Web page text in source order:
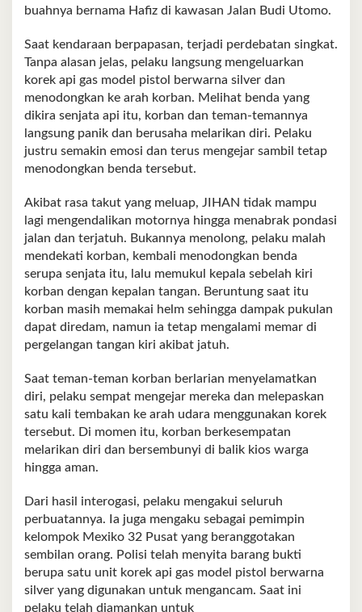
buahnya bernama Hafiz di kawasan Jalan Budi Utomo.
Saat kendaraan berpapasan, terjadi perdebatan singkat.
Tanpa alasan jelas, pelaku langsung mengeluarkan
korek api gas model pistol berwarna silver dan
menodongkan ke arah korban. Melihat benda yang
dikira senjata api itu, korban dan teman-temannya
langsung panik dan berusaha melarikan diri. Pelaku
justru semakin emosi dan terus mengejar sambil tetap
menodongkan benda tersebut.
Akibat rasa takut yang meluap, JIHAN tidak mampu
lagi mengendalikan motornya hingga menabrak pondasi
jalan dan terjatuh. Bukannya menolong, pelaku malah
mendekati korban, kembali menodongkan benda
serupa senjata itu, lalu memukul kepala sebelah kiri
korban dengan kepalan tangan. Beruntung saat itu
korban masih memakai helm sehingga dampak pukulan
dapat diredam, namun ia tetap mengalami memar di
pergelangan tangan kiri akibat jatuh.
Saat teman-teman korban berlarian menyelamatkan
diri, pelaku sempat mengejar mereka dan melepaskan
satu kali tembakan ke arah udara menggunakan korek
tersebut. Di momen itu, korban berkesempatan
melarikan diri dan bersembunyi di balik kios warga
hingga aman.
Dari hasil interogasi, pelaku mengakui seluruh
perbuatannya. Ia juga mengaku sebagai pemimpin
kelompok Mexiko 32 Pusat yang beranggotakan
sembilan orang. Polisi telah menyita barang bukti
berupa satu unit korek api gas model pistol berwarna
silver yang digunakan untuk mengancam. Saat ini
pelaku telah diamankan untuk